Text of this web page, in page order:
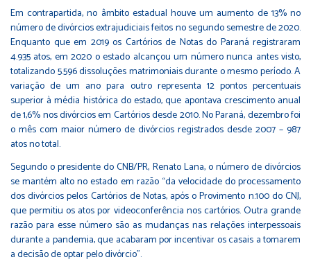
Em contrapartida, no âmbito estadual houve um aumento de 13% no
número de divórcios extrajudiciais feitos no segundo semestre de 2020.
Enquanto que em 2019 os Cartórios de Notas do Paraná registraram
4.935 atos, em 2020 o estado alcançou um número nunca antes visto,
totalizando 5.596 dissoluções matrimoniais durante o mesmo período. A
variação de um ano para outro representa 12 pontos percentuais
superior à média histórica do estado, que apontava crescimento anual
de 1,6% nos divórcios em Cartórios desde 2010. No Paraná, dezembro foi
o mês com maior número de divórcios registrados desde 2007 – 987
atos no total.
Segundo o presidente do CNB/PR, Renato Lana, o número de divórcios
se mantém alto no estado em razão “da velocidade do processamento
dos divórcios pelos Cartórios de Notas, após o Provimento n.100 do CNJ,
que permitiu os atos por videoconferência nos cartórios. Outra grande
razão para esse número são as mudanças nas relações interpessoais
durante a pandemia, que acabaram por incentivar os casais a tomarem
a decisão de optar pelo divórcio”.